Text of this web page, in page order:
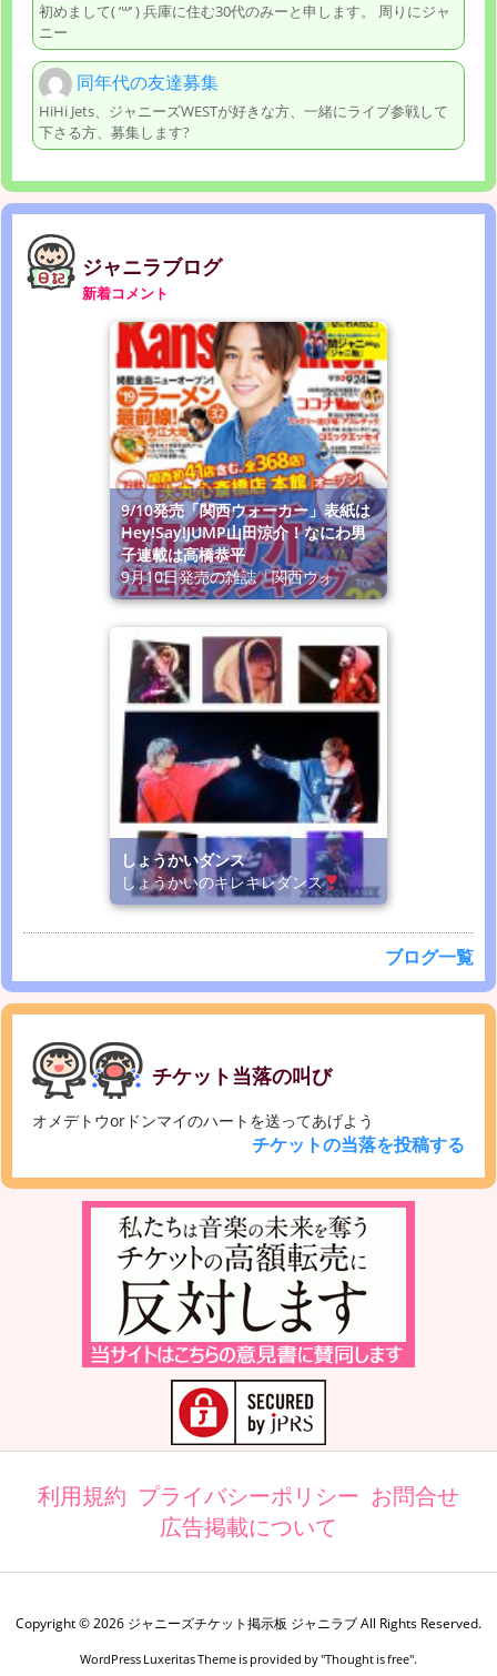
初めまして( ‘꒳’ ) 兵庫に住む30代のみーと申します。 周りにジャ
ニー
同年代の友達募集
HiHi Jets、ジャニーズWESTが好きな方、一緒にライブ参戦して
下さる方、募集します?
ジャニラブログ
新着コメント
9/10発売「関西ウォーカー」表紙は
Hey!Say!JUMP山田涼介！なにわ男
子連載は高橋恭平
9月10日発売の雑誌「関西ウォ
しょうかいダンス
しょうかいのキレキレダンス
ブログ一覧
チケット当落の叫び
オメデトウorドンマイのハートを送ってあげよう
チケットの当落を投稿する
利用規約 プライバシーポリシー お問合せ
広告掲載について
Copyright ©2026 ジャニーズチケット掲示板 ジャニラブAll Rights Reserved.
WordPress Luxeritas Theme is provided by "Thought is free".